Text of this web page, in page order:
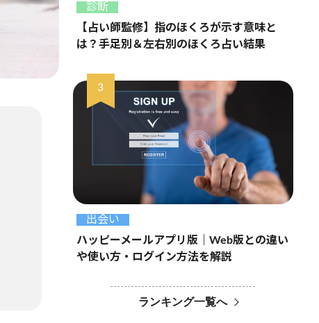
診断
【占い師監修】指のほくろが示す意味と
は？手足別＆左右別のほくろ占い結果
出会い
ハッピーメールアプリ版｜Web版との違い
や使い方・ログイン方法を解説
ランキング一覧へ